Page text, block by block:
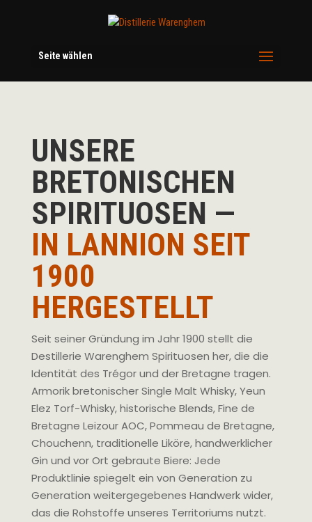
Seite wählen
UNSERE
BRETONISCHEN
SPIRITUOSEN —
IN LANNION SEIT
1900
HERGESTELLT
Seit seiner Gründung im Jahr 1900 stellt die
Destillerie Warenghem Spirituosen her, die die
Identität des Trégor und der Bretagne tragen.
Armorik bretonischer Single Malt Whisky, Yeun
Elez Torf-Whisky, historische Blends, Fine de
Bretagne Leizour AOC, Pommeau de Bretagne,
Chouchenn, traditionelle Liköre, handwerklicher
Gin und vor Ort gebraute Biere: Jede
Produktlinie spiegelt ein von Generation zu
Generation weitergegebenes Handwerk wider,
das die Rohstoffe unseres Territoriums nutzt.